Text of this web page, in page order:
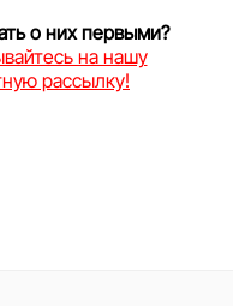
о них первыми?
на нашу
рассылку!